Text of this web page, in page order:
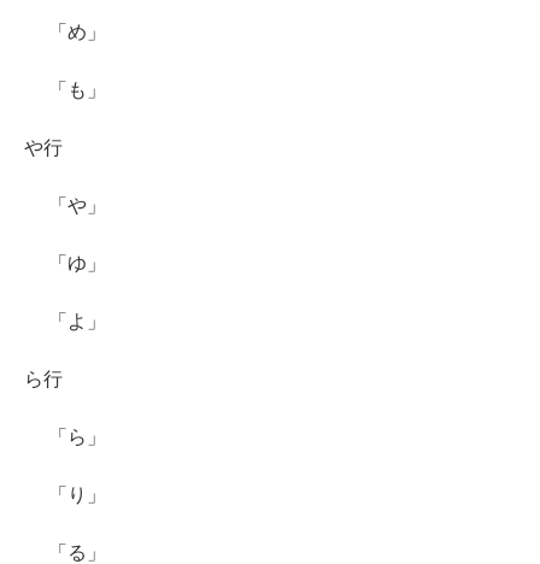
「め」
「も」
や行
「や」
「ゆ」
「よ」
ら行
「ら」
「り」
「る」